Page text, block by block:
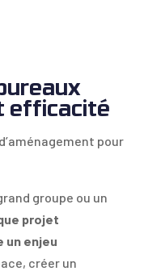
efficacité
pour
groupe ou un
projet
un enjeu
créer un